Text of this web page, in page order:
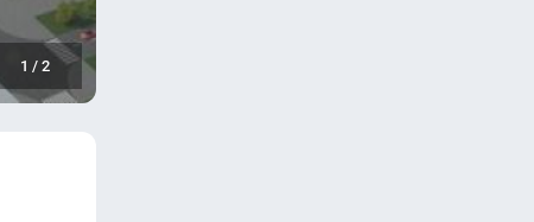
1 / 2